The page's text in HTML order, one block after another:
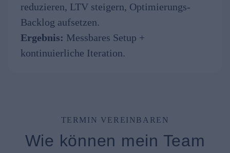
reduzieren, LTV steigern, Optimierungs-
Backlog aufsetzen.
Ergebnis: Messbares Setup +
kontinuierliche Iteration.
TERMIN VEREINBAREN
Wie können mein Team